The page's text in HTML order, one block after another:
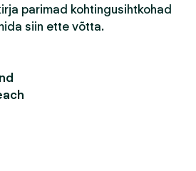
parimad kohtingusihtkohad
siin ette võtta.